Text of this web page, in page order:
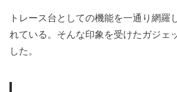
トレース台としての機能を一通り網羅
れている。そんな印象を受けたガジェ
した。